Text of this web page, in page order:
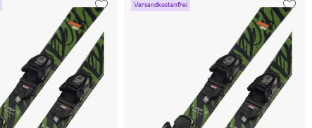
Versandkostenfrei